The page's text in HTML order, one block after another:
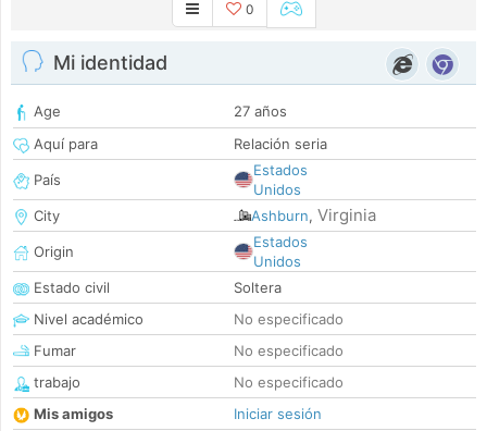
0
Mi identidad
Age
27 años
Aquí para
Relación seria
País
Estados
Unidos
City
Ashburn, Virginia
Origin
Estados
Unidos
Estado civil
Soltera
Nivel académico
No especificado
Fumar
No especificado
trabajo
No especificado
Mis amigos
Iniciar sesión